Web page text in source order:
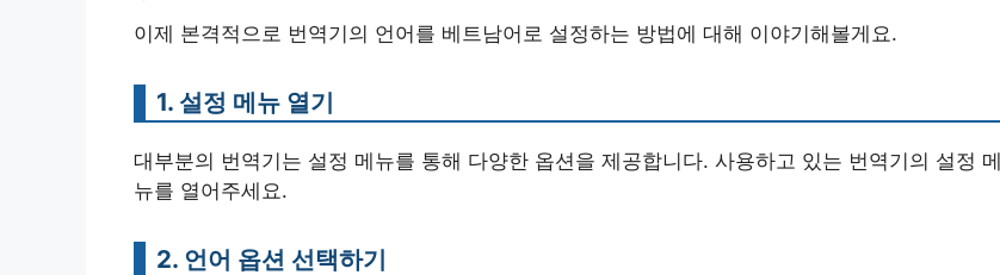
이제 본격적으로 번역기의 언어를 베트남어로 설정하는 방법에 대해 이야기해볼게요.
1. 설정 메뉴 열기
대부분의 번역기는 설정 메뉴를 통해 다양한 옵션을 제공합니다. 사용하고 있는 번역기의 설정 메
뉴를 열어주세요.
2. 언어 옵션 선택하기